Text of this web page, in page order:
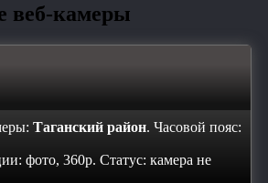
веб-камеры
Таганский район. Часовой пояс:
фото, 360p. Статус: камера не